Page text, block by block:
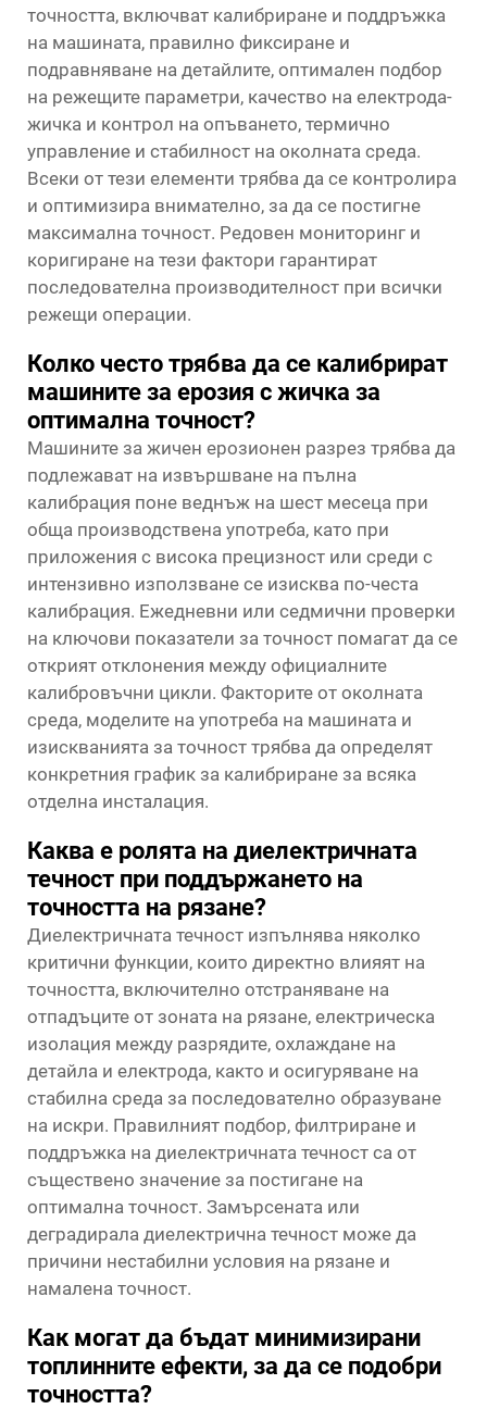
точността, включват калибриране и поддръжка
на машината, правилно фиксиране и
подравняване на детайлите, оптимален подбор
на режещите параметри, качество на електрода-
жичка и контрол на опъването, термично
управление и стабилност на околната среда.
Всеки от тези елементи трябва да се контролира
и оптимизира внимателно, за да се постигне
максимална точност. Редовен мониторинг и
коригиране на тези фактори гарантират
последователна производителност при всички
режещи операции.
Колко често трябва да се калибрират
машините за ерозия с жичка за
оптимална точност?
Машините за жичен ерозионен разрез трябва да
подлежават на извършване на пълна
калибрация поне веднъж на шест месеца при
обща производствена употреба, като при
приложения с висока прецизност или среди с
интензивно използване се изисква по-честа
калибрация. Ежедневни или седмични проверки
на ключови показатели за точност помагат да се
открият отклонения между официалните
калибровъчни цикли. Факторите от околната
среда, моделите на употреба на машината и
изискванията за точност трябва да определят
конкретния график за калибриране за всяка
отделна инсталация.
Каква е ролята на диелектричната
течност при поддържането на
точността на рязане?
Диелектричната течност изпълнява няколко
критични функции, които директно влияят на
точността, включително отстраняване на
отпадъците от зоната на рязане, електрическа
изолация между разрядите, охлаждане на
детайла и електрода, както и осигуряване на
стабилна среда за последователно образуване
на искри. Правилният подбор, филтриране и
поддръжка на диелектричната течност са от
съществено значение за постигане на
оптимална точност. Замърсената или
деградирала диелектрична течност може да
причини нестабилни условия на рязане и
намалена точност.
Как могат да бъдат минимизирани
топлинните ефекти, за да се подобри
точността?